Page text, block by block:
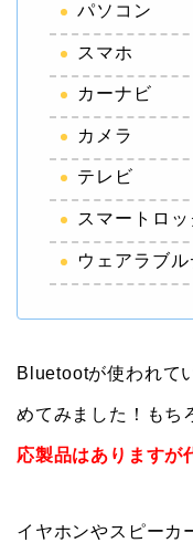
パソコン
スマホ
カーナビ
カメラ
テレビ
スマートロッ
ウェアラブ
Bluetootが使われて
めてみました！もち
応製品はありますが
イヤホンやスピーカ